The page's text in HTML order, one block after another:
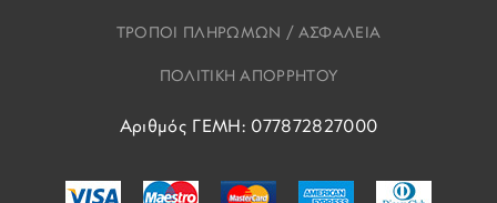
ΤΡΟΠΟΙ ΠΛΗΡΩΜΩΝ / ΑΣΦΑΛΕΙΑ
ΠΟΛΙΤΙΚΗ ΑΠΟΡΡΗΤΟΥ
Αριθμός ΓΕΜΗ: 077872827000